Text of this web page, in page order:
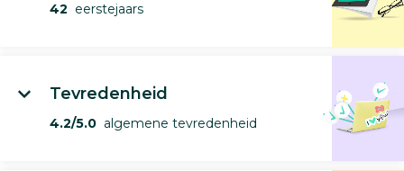
42 eerstejaars
Tevredenheid
4.2/5.0 algemene tevredenheid